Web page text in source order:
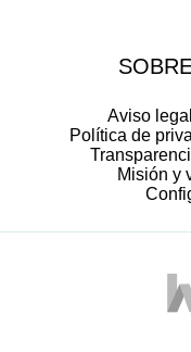
Aviso
Política de
Misión y